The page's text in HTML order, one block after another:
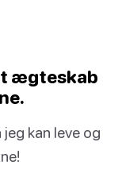
ægteskab
kan leve og